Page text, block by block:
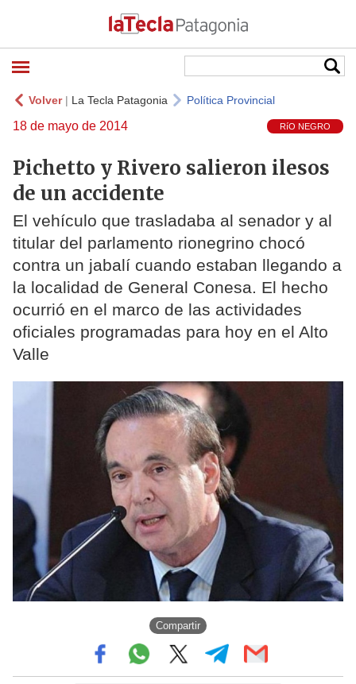
Volver| La Tecla Patagonia Política Provincial
18 de mayo de 2014 RíO NEGRO
Pichetto y Rivero salieron ilesos
de un accidente
El vehículo que trasladaba al senador y al
titular del parlamento rionegrino chocó
contra un jabalí cuando estaban llegando a
la localidad de General Conesa. El hecho
ocurrió en el marco de las actividades
oficiales programadas para hoy en el Alto
Valle
Compartir